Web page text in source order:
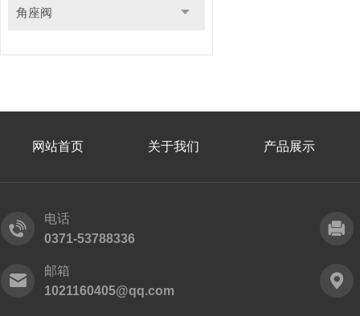
角座阀
网站首页 关于我们 产品展示
电话
0371-53788336
邮箱
1021160405@qq.com